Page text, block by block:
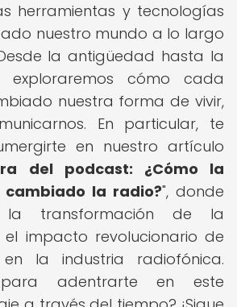
herramientas y tecnologías
nuestro mundo a lo largo
la antigüedad hasta la
exploraremos cómo cada
nuestra forma de vivir,
En particular, te
en nuestro artículo
del podcast: ¿Cómo la
la radio?", donde
la transformación de la
el impacto revolucionario de
la industria radiofónica.
adentrarte en este